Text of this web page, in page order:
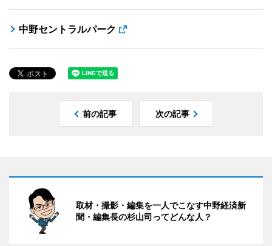
中野セントラルパーク
前の記事 次の記事
取材・撮影・編集を一人でこなす中野経済新
聞・編集長の杉山司ってどんな人？